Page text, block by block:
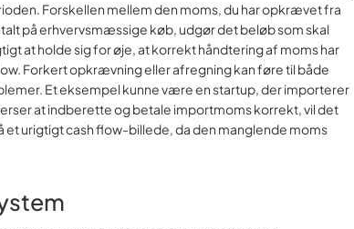
Forskellen mellem den moms, du har opkrævet fra
på erhvervsmæssige køb, udgør det beløb som skal
at holde sig for øje, at korrekt håndtering af moms har
Forkert opkrævning eller afregning kan føre til både
Et eksempel kunne være en startup, der importerer
at indberette og betale importmoms korrekt, vil det
et urigtigt cash flow-billede, da den manglende moms